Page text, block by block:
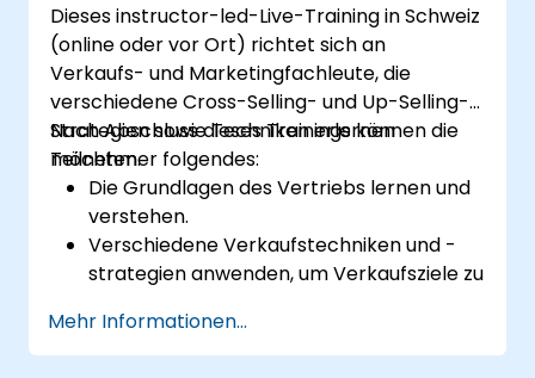
zu optimieren, um eine bessere Leistung
zu erzielen
Dieses instructor-led-Live-Training in Schweiz
(online oder vor Ort) richtet sich an
Verkaufs- und Marketingfachleute, die
verschiedene Cross-Selling- und Up-Selling-
Strategien sowie Techniken erlernen
möchten.
Nach Abschluss dieses Trainings können die
Teilnehmer folgendes:
Die Grundlagen des Vertriebs lernen und
verstehen.
Verschiedene Verkaufstechniken und -
strategien anwenden, um Verkaufsziele zu
Kundenbeziehungen aufbauen und
verbessern.
Mehr Informationen...